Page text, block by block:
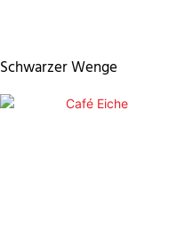
Schwarzer Wenge